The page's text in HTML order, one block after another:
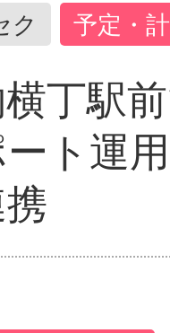
ク 予定・
丁駅
ート運